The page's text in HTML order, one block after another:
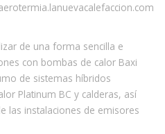
de una forma sencilla e
con bombas de calor Baxi
de sistemas híbridos
Platinum BC y calderas, así
las instalaciones de emisores